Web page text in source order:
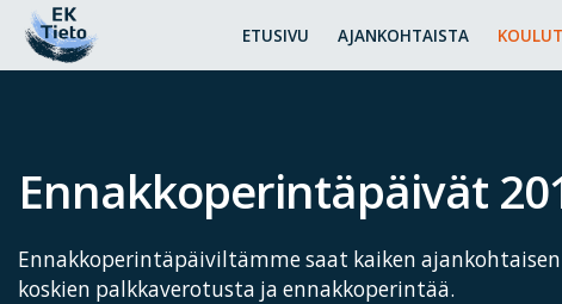
ETUSIVU AJANKOHTAISTA
Ennakkoperintäpäivät
Ennakkoperintäpäiviltämme saat kaiken
koskien palkkaverotusta ja ennakkoperintää.